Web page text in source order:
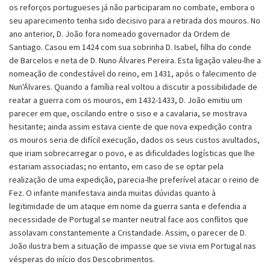
os reforços portugueses já não participaram no combate, embora o
seu aparecimento tenha sido decisivo para a retirada dos mouros. No
ano anterior, D. João fora nomeado governador da Ordem de
Santiago. Casou em 1424 com sua sobrinha D. Isabel, filha do conde
de Barcelos e neta de D. Nuno Álvares Pereira. Esta ligação valeu-lhe a
nomeação de condestável do reino, em 1431, após o falecimento de
Nun'Álvares. Quando a família real voltou a discutir a possibilidade de
reatar a guerra com os mouros, em 1432-1433, D. João emitiu um
parecer em que, oscilando entre o siso e a cavalaria, se mostrava
hesitante; ainda assim estava ciente de que nova expedição contra
os mouros seria de difícil execução, dados os seus custos avultados,
que iriam sobrecarregar o povo, e as dificuldades logísticas que lhe
estariam associadas; no entanto, em caso de se optar pela
realização de uma expedição, parecia-lhe preferível atacar o reino de
Fez. O infante manifestava ainda muitas dúvidas quanto à
legitimidade de um ataque em nome da guerra santa e defendia a
necessidade de Portugal se manter neutral face aos conflitos que
assolavam constantemente a Cristandade. Assim, o parecer de D.
João ilustra bem a situação de impasse que se vivia em Portugal nas
vésperas do início dos Descobrimentos.